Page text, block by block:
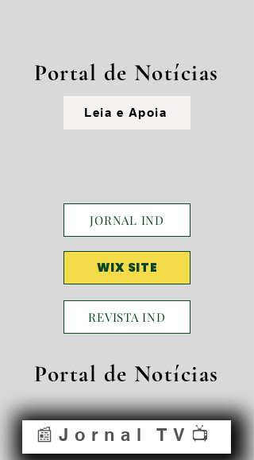
Portal de Notícias
Leia e Apoia
JORNAL IND
WIX SITE
REVISTA IND
Portal de Notícias
📰Jornal TV📺